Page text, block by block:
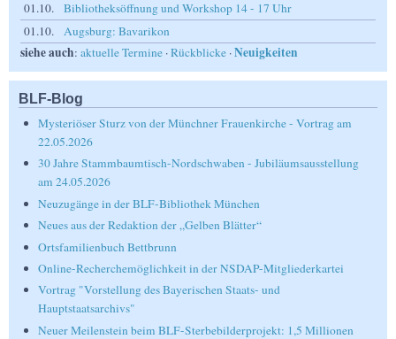
01.10.
Bibliotheksöffnung und Workshop 14 - 17 Uhr
01.10.
Augsburg: Bavarikon
siehe auch: aktuelle Termine ·Rückblicke ·Neuigkeiten
BLF-Blog
Mysteriöser Sturz von der Münchner Frauenkirche - Vortrag am
22.05.2026
30 Jahre Stammbaumtisch-Nordschwaben - Jubiläumsausstellung
am 24.05.2026
Neuzugänge in der BLF-Bibliothek München
Neues aus der Redaktion der „Gelben Blätter“
Ortsfamilienbuch Bettbrunn
Online-Recherchemöglichkeit in der NSDAP-Mitgliederkartei
Vortrag "Vorstellung des Bayerischen Staats- und
Hauptstaatsarchivs"
Neuer Meilenstein beim BLF-Sterbebilderprojekt: 1,5 Millionen